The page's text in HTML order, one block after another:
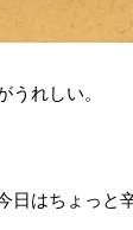
うれしい。
日はちょっと